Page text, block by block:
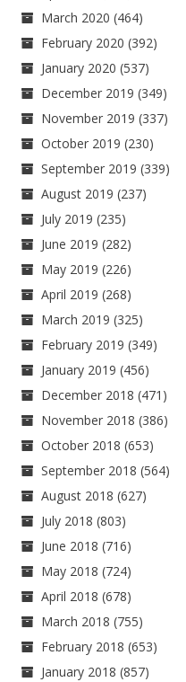
March 2020 (464)
February 2020 (392)
January 2020 (537)
December 2019 (349)
November 2019 (337)
October 2019 (230)
September 2019 (339)
August 2019 (237)
July 2019 (235)
June 2019 (282)
May 2019 (226)
April 2019 (268)
March 2019 (325)
February 2019 (349)
January 2019 (456)
December 2018 (471)
November 2018 (386)
October 2018 (653)
September 2018 (564)
August 2018 (627)
July 2018 (803)
June 2018 (716)
May 2018 (724)
April 2018 (678)
March 2018 (755)
February 2018 (653)
January 2018 (857)